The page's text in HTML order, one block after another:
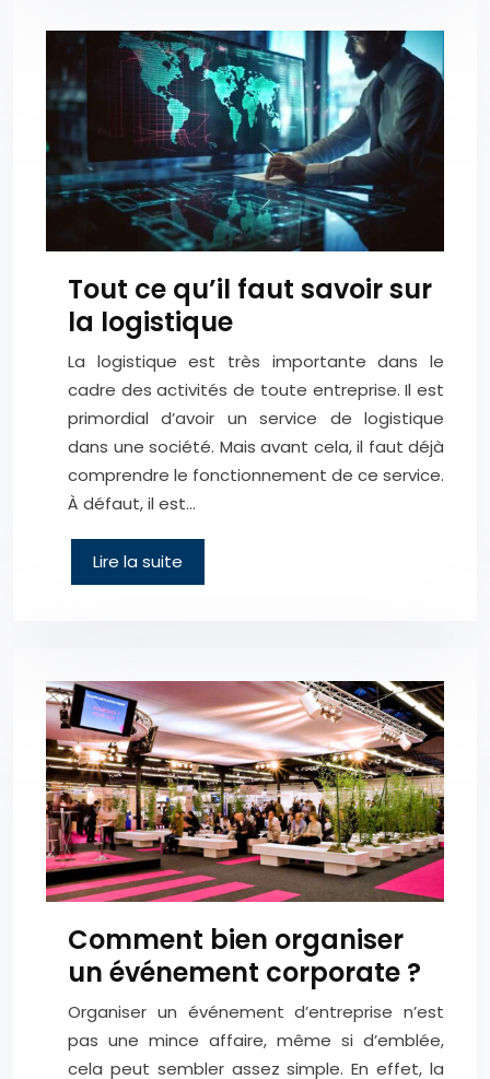
Tout ce qu’il faut savoir sur
la logistique
La logistique est très importante dans le
cadre des activités de toute entreprise. Il est
primordial d’avoir un service de logistique
dans une société. Mais avant cela, il faut déjà
comprendre le fonctionnement de ce service.
À défaut, il est…
Lire la suite
Comment bien organiser
un événement corporate ?
Organiser un événement d’entreprise n’est
pas une mince affaire, même si d’emblée,
cela peut sembler assez simple. En effet, la